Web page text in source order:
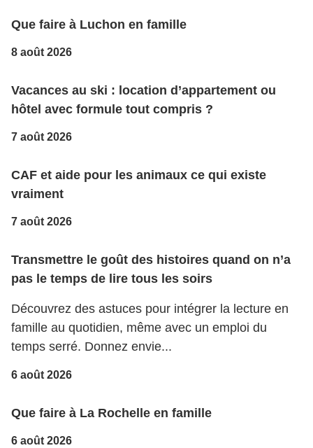
Que faire à Luchon en famille
8 août 2026
Vacances au ski : location d’appartement ou
hôtel avec formule tout compris ?
7 août 2026
CAF et aide pour les animaux ce qui existe
vraiment
7 août 2026
Transmettre le goût des histoires quand on n’a
pas le temps de lire tous les soirs
Découvrez des astuces pour intégrer la lecture en
famille au quotidien, même avec un emploi du
temps serré. Donnez envie...
6 août 2026
Que faire à La Rochelle en famille
6 août 2026